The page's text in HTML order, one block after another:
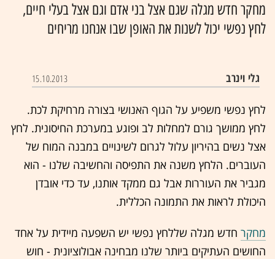
מחקר חדש מגלה שגם אצל בני אדם וגם אצל בעלי חיים,
לחץ נפשי יכול לשנות את האופן שבו אנחנו מריחים
גלי וינרב 15.10.2013
לחץ נפשי משפיע על הגוף האנושי בצורה מרחיקת לכת.
לחץ ממושך גורם למחלות לב ופוגע במערכת החיסונית. לחץ
אצל נשים בהיריון עלול לגרום לשינויים במבנה המוח של
העוברים. הלחץ משנה את התפיסה והחשיבה שלנו - הוא
מגביר את העוררות אבל גם ממקד אותנו, עד כדי אובדן
היכולת לראות את התמונה הכללית.
מחקר חדש מגלה שללחץ נפשי יש השפעה מיידית על אחד
החושים העתיקים ביותר שלנו מבחינה אבולוציונית - חוש